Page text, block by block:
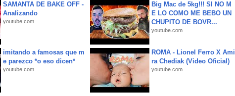
SAMANTA DE BAKE OFF -
Analizando
youtube.com
Big Mac de 5kg!!! SI NO M
E LO COMO ME BEBO UN
CHUPITO DE BOVR...
youtube.com
imitando a famosas que m
e parezco *o eso dicen*
youtube.com
ROMA - Lionel Ferro X Ami
ra Chediak (Video Oficial)
youtube.com